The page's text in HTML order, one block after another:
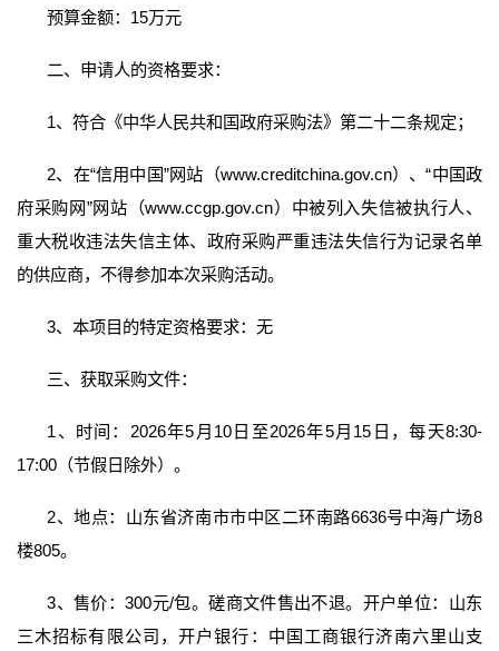
预算金额：15万元
二、申请人的资格要求：
1、符合《中华人民共和国政府采购法》第二十二条规定；
2、在“信用中国”网站（www.creditchina.gov.cn）、“中国政
府采购网”网站（www.ccgp.gov.cn）中被列入失信被执行人、
重大税收违法失信主体、政府采购严重违法失信行为记录名单
的供应商，不得参加本次采购活动。
3、本项目的特定资格要求：无
三、获取采购文件：
1、时间：2026年5月10日至2026年5月15日，每天8:30-
17:00（节假日除外）。
2、地点：山东省济南市市中区二环南路6636号中海广场8
楼805。
3、售价：300元/包。磋商文件售出不退。开户单位：山东
三木招标有限公司，开户银行：中国工商银行济南六里山支